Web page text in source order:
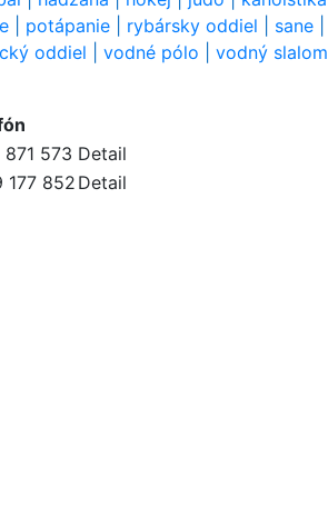
potápanie rybársky oddiel sane
oddiel vodné pólo vodný slalom
871 573 Detail
177 852 Detail